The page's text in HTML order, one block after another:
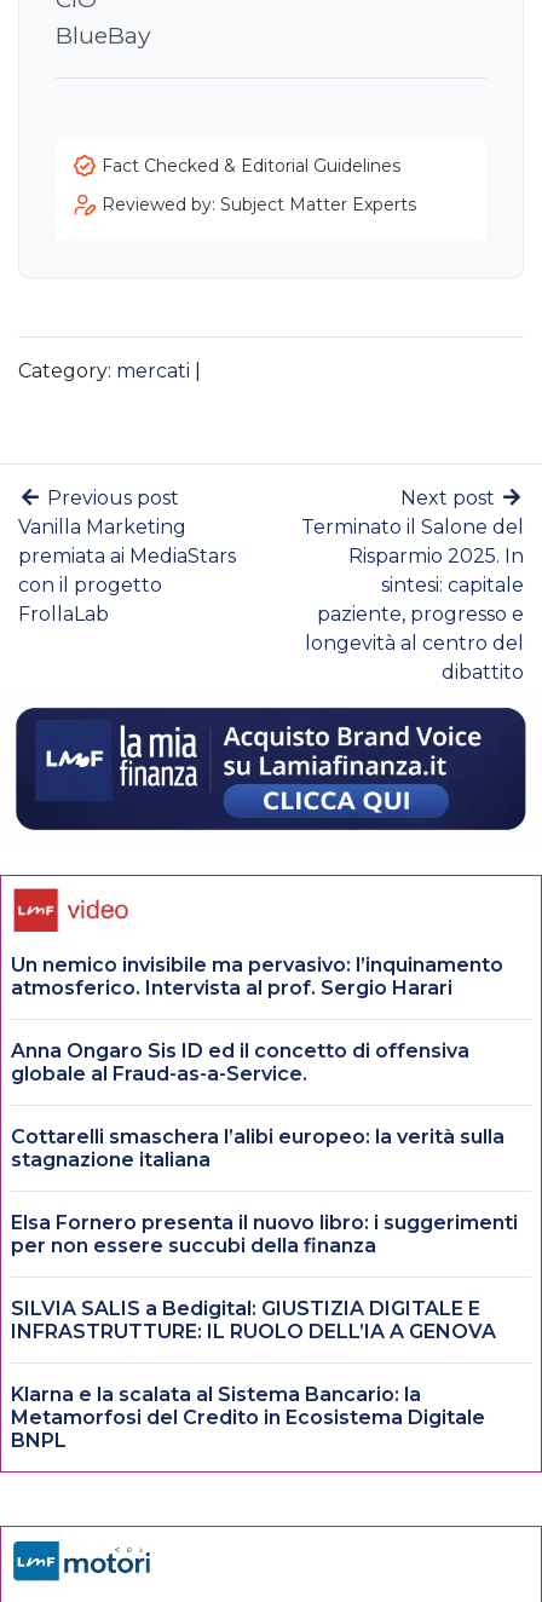
BlueBay
Fact Checked & Editorial Guidelines
Reviewed by: Subject Matter Experts
Category: mercati
Previous post
Vanilla Marketing
premiata ai MediaStars
con il progetto
FrollaLab
Next post
Terminato il Salone del
Risparmio 2025. In
sintesi: capitale
paziente, progresso e
longevità al centro del
dibattito
Un nemico invisibile ma pervasivo: l’inquinamento
atmosferico. Intervista al prof. Sergio Harari
Anna Ongaro Sis ID ed il concetto di offensiva
globale al Fraud-as-a-Service.
Cottarelli smaschera l’alibi europeo: la verità sulla
stagnazione italiana
Elsa Fornero presenta il nuovo libro: i suggerimenti
per non essere succubi della finanza
SILVIA SALIS a Bedigital: GIUSTIZIA DIGITALE E
INFRASTRUTTURE: IL RUOLO DELL’IA A GENOVA
Klarna e la scalata al Sistema Bancario: la
Metamorfosi del Credito in Ecosistema Digitale
BNPL